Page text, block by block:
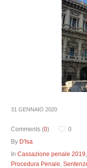
31 GENNAIO 2020
Comments (0)
0
By D'Isa
InCassazione penale 2019
Procedura Penale,